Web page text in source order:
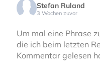
Stefan Ruland
3 Wochen zuvor
Um mal eine Phrase
die ich beim letzten
Kommentar gelesen